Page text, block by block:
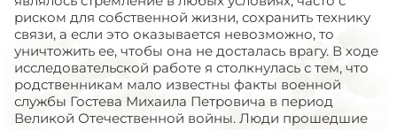
риском для собственной жизни, сохранить технику
связи, а если это оказывается невозможно, то
уничтожить ее, чтобы она не досталась врагу. В ходе
исследовательской работе я столкнулась с тем, что
родственникам мало известны факты военной
службы Гостева Михаила Петровича в период
Великой Отечественной войны. Люди прошедшие